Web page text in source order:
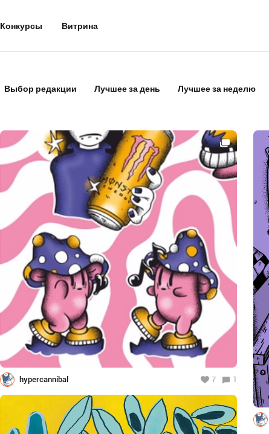
Конкурсы Витрина
Выбор редакции Лучшее за день Лучшее за неделю
hypercannibal 7 1